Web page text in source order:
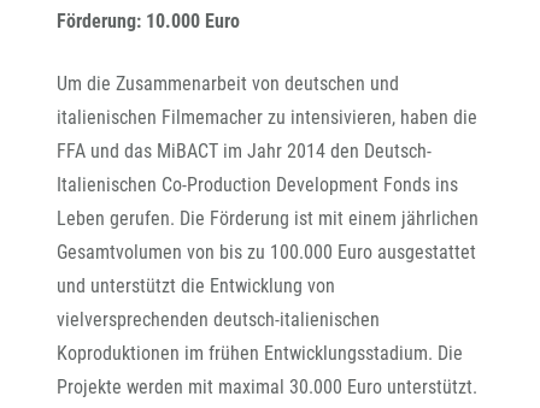
Förderung: 10.000 Euro
Um die Zusammenarbeit von deutschen und
italienischen Filmemacher zu intensivieren, haben die
FFA und das MiBACT im Jahr 2014 den Deutsch-
Italienischen Co-Production Development Fonds ins
Leben gerufen. Die Förderung ist mit einem jährlichen
Gesamtvolumen von bis zu 100.000 Euro ausgestattet
und unterstützt die Entwicklung von
vielversprechenden deutsch-italienischen
Koproduktionen im frühen Entwicklungsstadium. Die
Projekte werden mit maximal 30.000 Euro unterstützt.